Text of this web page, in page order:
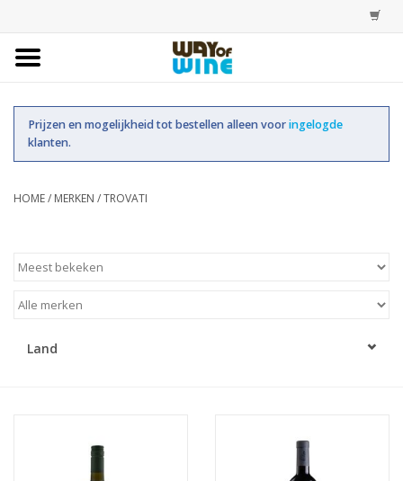
Bestellingen
Prijzen en mogelijkheid tot bestellen alleen vooringelogde
klanten.
HOME/ MERKEN /TROVATI
Land